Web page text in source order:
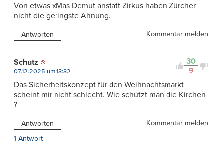
Von etwas xMas Demut anstatt Zirkus haben Zürcher
nicht die geringste Ahnung.
Antworten Kommentar melden
30
9
Schutz
07.12.2025 um 13:32
Das Sicherheitskonzept für den Weihnachtsmarkt
scheint mir nicht schlecht. Wie schützt man die Kirchen
?
Antworten
Kommentar melden
1 Antwort